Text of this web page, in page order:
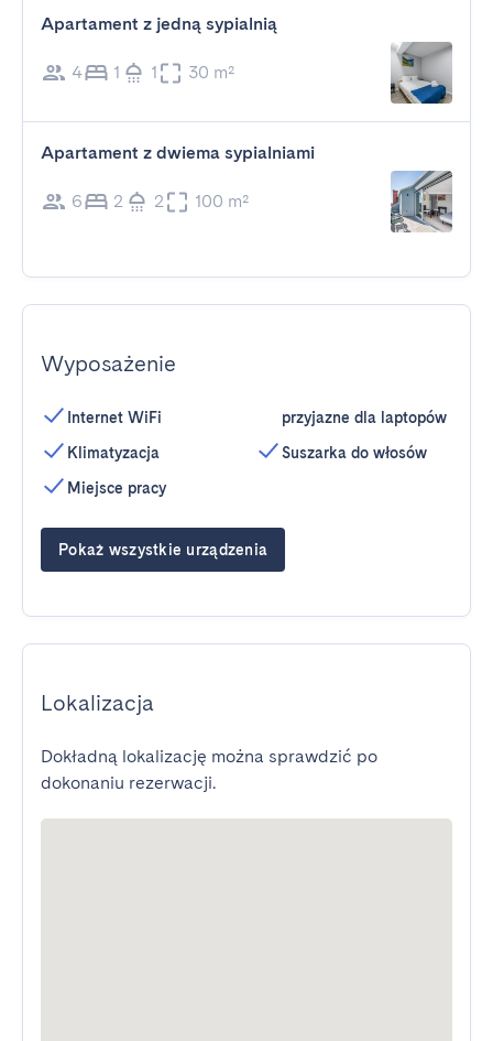
Apartament z jedną sypialnią
4 1 1 30 m²
Apartament z dwiema sypialniami
6 2 2 100 m²
Wyposażenie
Internet WiFi
Klimatyzacja
Miejsce pracy
przyjazne dla laptopów
Suszarka do włosów
Pokaż wszystkie urządzenia
Lokalizacja
Dokładną lokalizację można sprawdzić po
dokonaniu rezerwacji.